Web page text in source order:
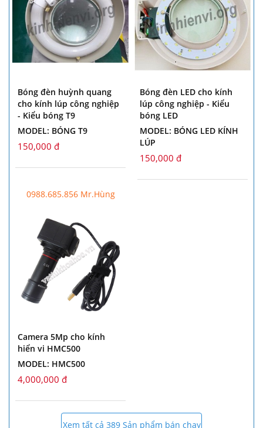
Bóng đèn huỳnh quang
cho kính lúp công nghiệp
- Kiểu bóng T9
MODEL: BÓNG T9
150,000 đ
Bóng đèn LED cho kính
lúp công nghiệp - Kiểu
bóng LED
MODEL: BÓNG LED KÍNH
LÚP
150,000 đ
0988.685.856 Mr.Hùng
Camera 5Mp cho kính
hiển vi HMC500
MODEL: HMC500
4,000,000 đ
Xem tất cả 389 Sản phẩm bán chạy